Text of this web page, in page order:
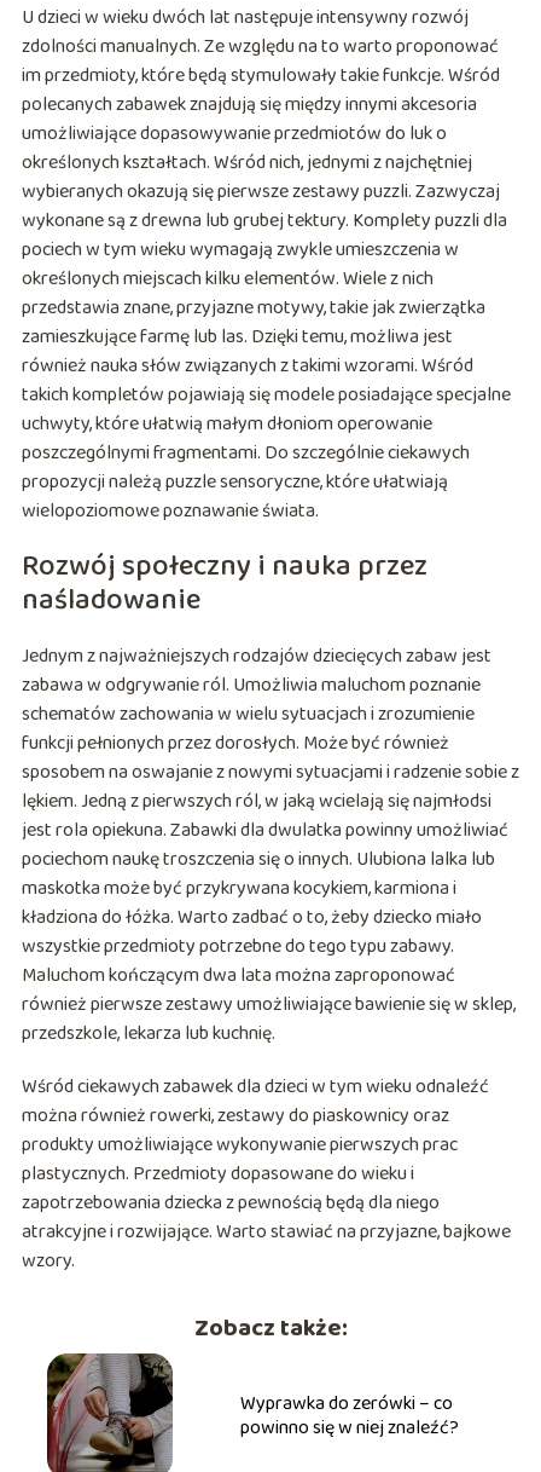
U dzieci w wieku dwóch lat następuje intensywny rozwój
zdolności manualnych. Ze względu na to warto proponować
im przedmioty, które będą stymulowały takie funkcje. Wśród
polecanych zabawek znajdują się między innymi akcesoria
umożliwiające dopasowywanie przedmiotów do luk o
określonych kształtach. Wśród nich, jednymi z najchętniej
wybieranych okazują się pierwsze zestawy puzzli. Zazwyczaj
wykonane są z drewna lub grubej tektury. Komplety puzzli dla
pociech w tym wieku wymagają zwykle umieszczenia w
określonych miejscach kilku elementów. Wiele z nich
przedstawia znane, przyjazne motywy, takie jak zwierzątka
zamieszkujące farmę lub las. Dzięki temu, możliwa jest
również nauka słów związanych z takimi wzorami. Wśród
takich kompletów pojawiają się modele posiadające specjalne
uchwyty, które ułatwią małym dłoniom operowanie
poszczególnymi fragmentami. Do szczególnie ciekawych
propozycji należą puzzle sensoryczne, które ułatwiają
wielopoziomowe poznawanie świata.
Rozwój społeczny i nauka przez
naśladowanie
Jednym z najważniejszych rodzajów dziecięcych zabaw jest
zabawa w odgrywanie ról. Umożliwia maluchom poznanie
schematów zachowania w wielu sytuacjach i zrozumienie
funkcji pełnionych przez dorosłych. Może być również
sposobem na oswajanie z nowymi sytuacjami i radzenie sobie z
lękiem. Jedną z pierwszych ról, w jaką wcielają się najmłodsi
jest rola opiekuna. Zabawki dla dwulatka powinny umożliwiać
pociechom naukę troszczenia się o innych. Ulubiona lalka lub
maskotka może być przykrywana kocykiem, karmiona i
kładziona do łóżka. Warto zadbać o to, żeby dziecko miało
wszystkie przedmioty potrzebne do tego typu zabawy.
Maluchom kończącym dwa lata można zaproponować
również pierwsze zestawy umożliwiające bawienie się w sklep,
przedszkole, lekarza lub kuchnię.
Wśród ciekawych zabawek dla dzieci w tym wieku odnaleźć
można również rowerki, zestawy do piaskownicy oraz
produkty umożliwiające wykonywanie pierwszych prac
plastycznych. Przedmioty dopasowane do wieku i
zapotrzebowania dziecka z pewnością będą dla niego
atrakcyjne i rozwijające. Warto stawiać na przyjazne, bajkowe
wzory.
Zobacz także:
Wyprawka do zerówki – co
powinno się w niej znaleźć?